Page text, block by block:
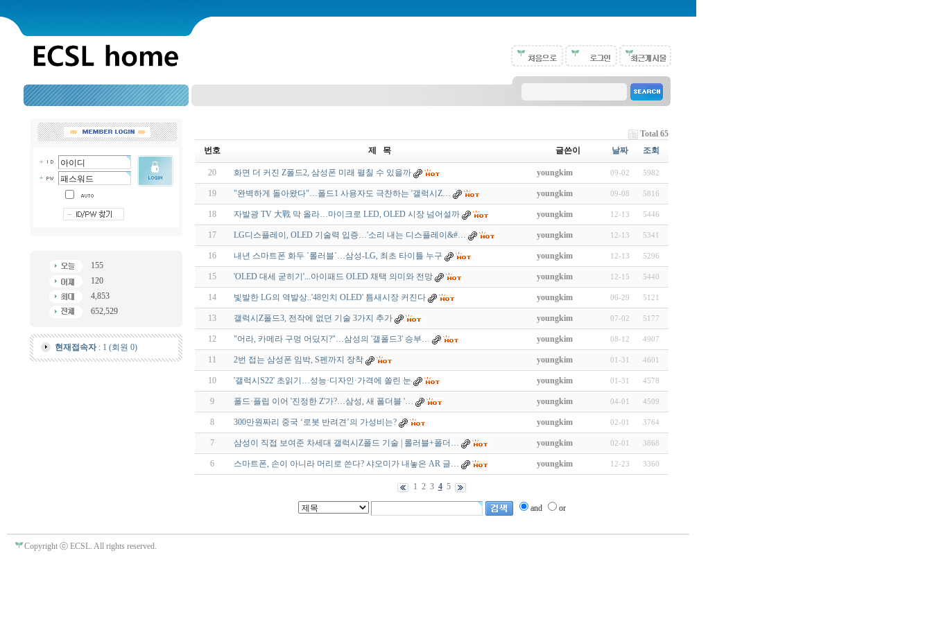
155
120
4,853
652,529
현재접속자: 1 (회원 0)
Total 65
번호
제 목 글쓴이 날짜 조회
20 화면 더 커진 Z폴드2, 삼성폰 미래 펼칠 수 있을까 youngkim 09-02 5982
19 "완벽하게 돌아왔다"…폴드1 사용자도 극찬하는 '갤럭시Z… youngkim 09-08 5816
18 자발광 TV 大戰 막 올라…마이크로 LED, OLED 시장 넘어설까 youngkim 12-13 5446
17 LG디스플레이, OLED 기술력 입증…'소리 내는 디스플레이&#… youngkim 12-13 5341
16 내년 스마트폰 화두 `롤러블`…삼성-LG, 최초 타이틀 누구 youngkim 12-13 5296
15 'OLED 대세 굳히기'...아이패드 OLED 채택 의미와 전망 youngkim 12-15 5440
14 빛발한 LG의 역발상..'48인치 OLED' 틈새시장 커진다 youngkim 06-29 5121
13 갤럭시Z폴드3, 전작에 없던 기술 3가지 추가 youngkim 07-02 5177
12 "어라, 카메라 구멍 어딨지?"…삼성의 '갤폴드3' 승부… youngkim 08-12 4907
11 2번 접는 삼성폰 임박, S펜까지 장착 youngkim 01-31 4601
10 '갤럭시S22' 초읽기…성능·디자인·가격에 쏠린 눈 youngkim 01-31 4578
9 폴드·플립 이어 '진정한 Z'가?…삼성, 새 폴더블 '… youngkim 04-01 4509
8 300만원짜리 중국 ‘로봇 반려견’의 가성비는? youngkim 02-01 3764
7 삼성이 직접 보여준 차세대 갤럭시Z폴드 기술 | 롤러블+폴더… youngkim 02-01 3868
6 스마트폰, 손이 아니라 머리로 쓴다? 샤오미가 내놓은 AR 글… youngkim 12-23 3360
1 2 3 4 5
and or
Copyright ⓒ ECSL. All rights reserved.